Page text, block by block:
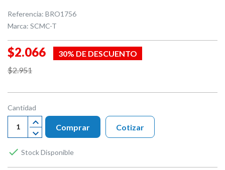
Referencia: BRO1756
Marca: SCMC-T
$2.066
30% DE DESCUENTO
$2.951
Cantidad
Comprar
 Stock Disponible
Cotizar